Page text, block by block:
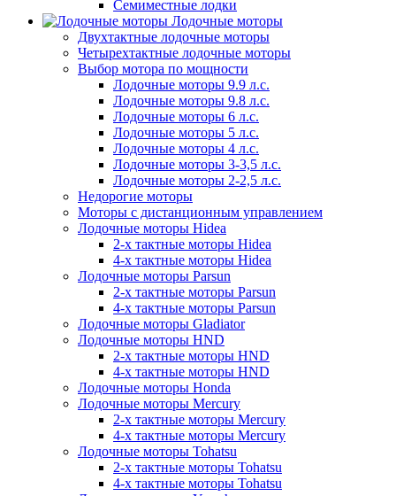
Семиместные лодки
Лодочные моторы
Двухтактные лодочные моторы
Четырехтактные лодочные моторы
Выбор мотора по мощности
Лодочные моторы 9.9 л.с.
Лодочные моторы 9.8 л.с.
Лодочные моторы 6 л.с.
Лодочные моторы 5 л.с.
Лодочные моторы 4 л.с.
Лодочные моторы 3-3,5 л.с.
Лодочные моторы 2-2,5 л.с.
Недорогие моторы
Моторы с дистанционным управлением
Лодочные моторы Hidea
2-х тактные моторы Hidea
4-х тактные моторы Hidea
Лодочные моторы Parsun
2-х тактные моторы Parsun
4-х тактные моторы Parsun
Лодочные моторы Gladiator
Лодочные моторы HND
2-х тактные моторы HND
4-х тактные моторы HND
Лодочные моторы Honda
Лодочные моторы Mercury
2-х тактные моторы Mercury
4-х тактные моторы Mercury
Лодочные моторы Tohatsu
2-х тактные моторы Tohatsu
4-х тактные моторы Tohatsu